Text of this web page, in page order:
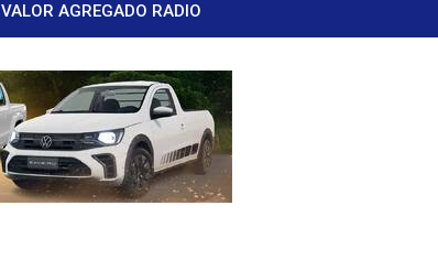
VALOR AGREGADO RADIO